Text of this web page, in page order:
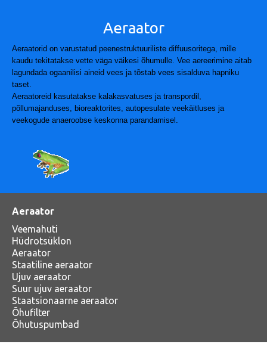
Aeraator
Aeraatorid on varustatud peenestruktuuriliste diffuusoritega, mille
kaudu tekitatakse vette väga väikesi õhumulle. Vee aereerimine aitab
lagundada ogaanilisi aineid vees ja tõstab vees sisalduva hapniku
taset.
Aeraatoreid kasutatakse kalakasvatuses ja transpordil,
põllumajanduses, bioreaktorites, autopesulate veekäitluses ja
veekogude anaeroobse keskonna parandamisel.
Aeraator
Veemahuti
Hüdrotsüklon
Aeraator
Staatiline aeraator
Ujuv aeraator
Suur ujuv aeraator
Staatsionaarne aeraator
Õhufilter
Õhutuspumbad